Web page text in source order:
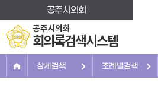
공주시의회
공주시의회
회의록검색시스템
상세검색 조례별검색